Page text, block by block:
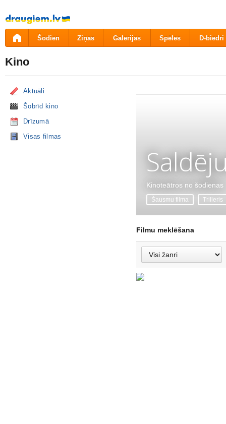
Pāriet
uz
saturu
Šodien Ziņas Galerijas Spēles D-biedri
Kino
Aktuāli
Šobrīd kino
Drīzumā
Visas filmas
Kinoteātros no šodienas
Šausmu filma Trilleris
Filmu meklēšana